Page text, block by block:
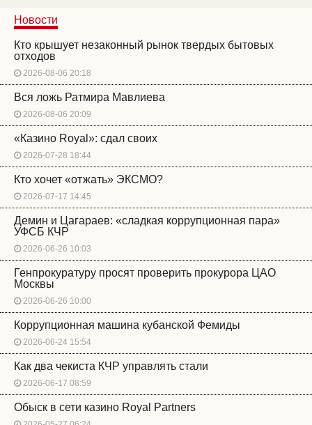
Новости
Кто крышует незаконный рынок твердых бытовых
отходов
2026-08-06 20:18
Вся ложь Ратмира Мавлиева
2026-08-06 20:09
«Казино Royal»: сдал своих
2026-07-28 18:44
Кто хочет «отжать» ЭКСМО?
2026-07-17 14:45
Демин и Цагараев: «сладкая коррупционная пара»
УФСБ КЧР
2026-06-26 10:03
Генпрокуратуру просят проверить прокурора ЦАО
Москвы
2026-06-26 10:00
Коррупционная машина кубанской Фемиды
2026-06-24 15:54
Как два чекиста КЧР управлять стали
2026-06-17 08:59
Обыск в сети казино Royal Partners